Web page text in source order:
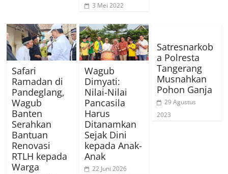
3 Mei 2022
Safari
Ramadan di
Pandeglang,
Wagub
Banten
Serahkan
Bantuan
Renovasi
RTLH kepada
Warga
Wagub
Dimyati:
Nilai-Nilai
Pancasila
Harus
Ditanamkan
Sejak Dini
kepada Anak-
Anak
22 Juni 2026
Satresnarkob
a Polresta
Tangerang
Musnahkan
Pohon Ganja
29 Agustus
2023